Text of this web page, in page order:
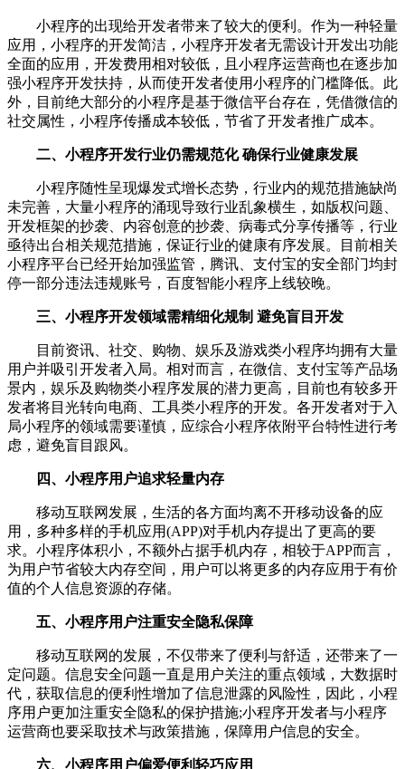
小程序的出现给开发者带来了较大的便利。作为一种轻量
应用，小程序的开发简洁，小程序开发者无需设计开发出功能
全面的应用，开发费用相对较低，且小程序运营商也在逐步加
强小程序开发扶持，从而使开发者使用小程序的门槛降低。此
外，目前绝大部分的小程序是基于微信平台存在，凭借微信的
社交属性，小程序传播成本较低，节省了开发者推广成本。
二、小程序开发行业仍需规范化 确保行业健康发展
小程序随性呈现爆发式增长态势，行业内的规范措施缺尚
未完善，大量小程序的涌现导致行业乱象横生，如版权问题、
开发框架的抄袭、内容创意的抄袭、病毒式分享传播等，行业
亟待出台相关规范措施，保证行业的健康有序发展。目前相关
小程序平台已经开始加强监管，腾讯、支付宝的安全部门均封
停一部分违法违规账号，百度智能小程序上线较晚。
三、小程序开发领域需精细化规制 避免盲目开发
目前资讯、社交、购物、娱乐及游戏类小程序均拥有大量
用户并吸引开发者入局。相对而言，在微信、支付宝等产品场
景内，娱乐及购物类小程序发展的潜力更高，目前也有较多开
发者将目光转向电商、工具类小程序的开发。各开发者对于入
局小程序的领域需要谨慎，应综合小程序依附平台特性进行考
虑，避免盲目跟风。
四、小程序用户追求轻量内存
移动互联网发展，生活的各方面均离不开移动设备的应
用，多种多样的手机应用(APP)对手机内存提出了更高的要
求。小程序体积小，不额外占据手机内存，相较于APP而言，
为用户节省较大内存空间，用户可以将更多的内存应用于有价
值的个人信息资源的存储。
五、小程序用户注重安全隐私保障
移动互联网的发展，不仅带来了便利与舒适，还带来了一
定问题。信息安全问题一直是用户关注的重点领域，大数据时
代，获取信息的便利性增加了信息泄露的风险性，因此，小程
序用户更加注重安全隐私的保护措施;小程序开发者与小程序
运营商也要采取技术与政策措施，保障用户信息的安全。
六、小程序用户偏爱便利轻巧应用